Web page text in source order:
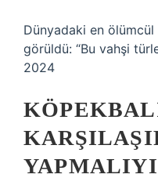
Dünyadaki en ölümcül
görüldü: “Bu vahşi
2024